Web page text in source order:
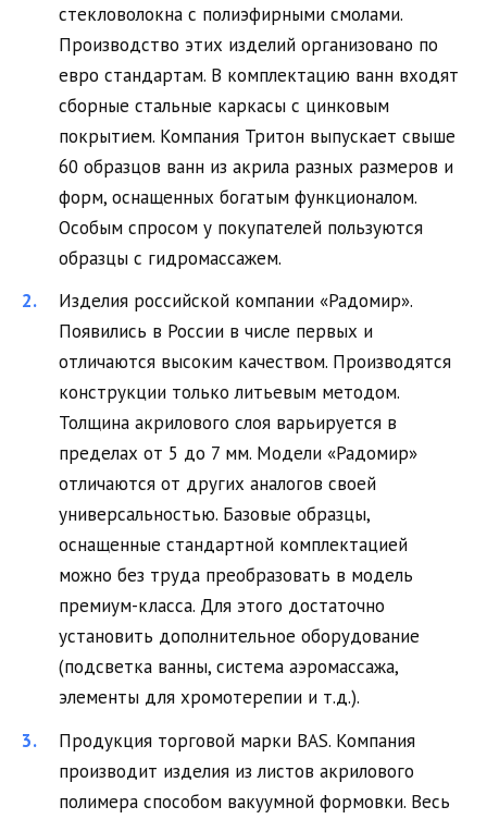
стекловолокна с полиэфирными смолами.
Производство этих изделий организовано по
евро стандартам. В комплектацию ванн входят
сборные стальные каркасы с цинковым
покрытием. Компания Тритон выпускает свыше
60 образцов ванн из акрила разных размеров и
форм, оснащенных богатым функционалом.
Особым спросом у покупателей пользуются
образцы с гидромассажем.
Изделия российской компании «Радомир».
Появились в России в числе первых и
отличаются высоким качеством. Производятся
конструкции только литьевым методом.
Толщина акрилового слоя варьируется в
пределах от 5 до 7 мм. Модели «Радомир»
отличаются от других аналогов своей
универсальностью. Базовые образцы,
оснащенные стандартной комплектацией
можно без труда преобразовать в модель
премиум-класса. Для этого достаточно
установить дополнительное оборудование
(подсветка ванны, система аэромассажа,
элементы для хромотерепии и т.д.).
Продукция торговой марки BAS. Компания
производит изделия из листов акрилового
полимера способом вакуумной формовки. Весь